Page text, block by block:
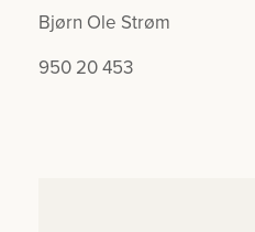
Bjørn Ole Strøm
950 20 453